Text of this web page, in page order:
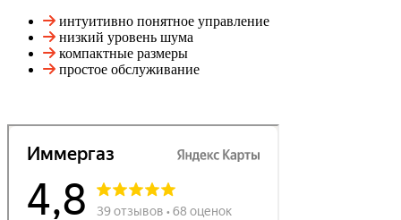
интуитивно понятное управление
низкий уровень шума
компактные размеры
простое обслуживание